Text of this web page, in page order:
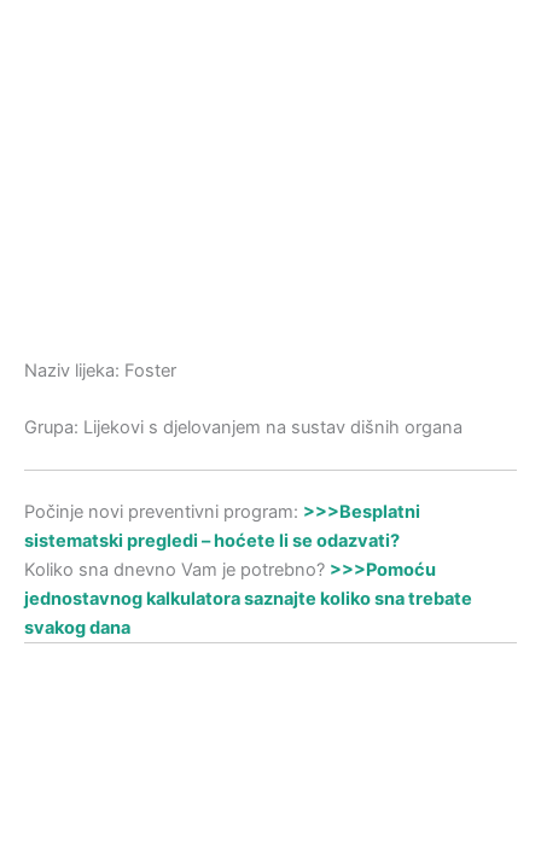
Naziv lijeka: Foster
Grupa: Lijekovi s djelovanjem na sustav dišnih organa
Počinje novi preventivni program: >>>Besplatni
sistematski pregledi – hoćete li se odazvati?
Koliko sna dnevno Vam je potrebno? >>>Pomoću
jednostavnog kalkulatora saznajte koliko sna trebate
svakog dana